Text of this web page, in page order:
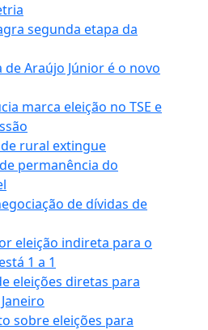
segunda etapa da
Araújo Júnior é o novo
marca eleição no TSE e
rural extingue
permanência do
de dívidas de
eleição indireta para o
1 a 1
eleições diretas para
sobre eleições para